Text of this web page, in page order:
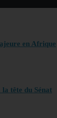
en Afrique
tête du Sénat